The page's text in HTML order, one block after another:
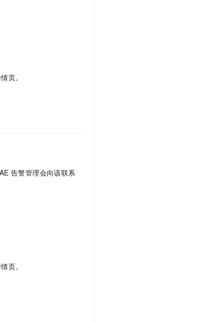
页。
告警管理会向该联系
页。